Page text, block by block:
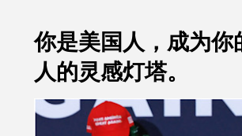
你是美国人， 成为你
人的灵感灯塔。